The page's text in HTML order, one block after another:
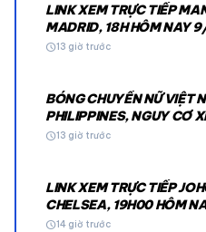
LINK XEM TRỰC TIẾP
MADRID, 18H HÔM NAY
schedule13 giờ trước
BÓNG CHUYỀN NỮ VIỆT
PHILIPPINES, NGUY CƠ
2026
schedule13 giờ trước
LINK XEM TRỰC TIẾP
CHELSEA, 19H00 HÔM
schedule14 giờ trước